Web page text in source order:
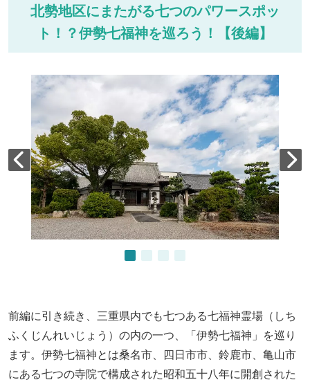
北勢地区にまたがる七つのパワースポッ
ト！？伊勢七福神を巡ろう！【後編】
前編に引き続き、三重県内でも七つある七福神霊場（しち
ふくじんれいじょう）の内の一つ、「伊勢七福神」を巡り
ます。伊勢七福神とは桑名市、四日市市、鈴鹿市、亀山市
にある七つの寺院で構成された昭和五十八年に開創された